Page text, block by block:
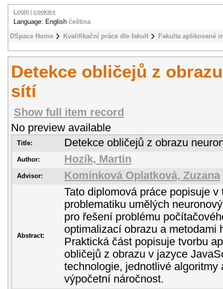
DSpace Home Kvalifikační práce dle fakult Fakulta aplikované
Login cookies
Language: English čeština
Detekce obličejů z
sítí
Show full item record
No preview available
Title: Detekce obličejů z obrazu
Author: Hozík, Martin
Advisor: Komínková Oplatková, Zuzana
Abstract:
Tato diplomová práce popisuje v
problematiku umělých
pro řešení problému
optimalizací obrazu a metodami
Praktická část popisuje tvorbu
obličejů z obrazu v jazyce
technologie, jednotlivé algoritmy
výpočetní náročnost.